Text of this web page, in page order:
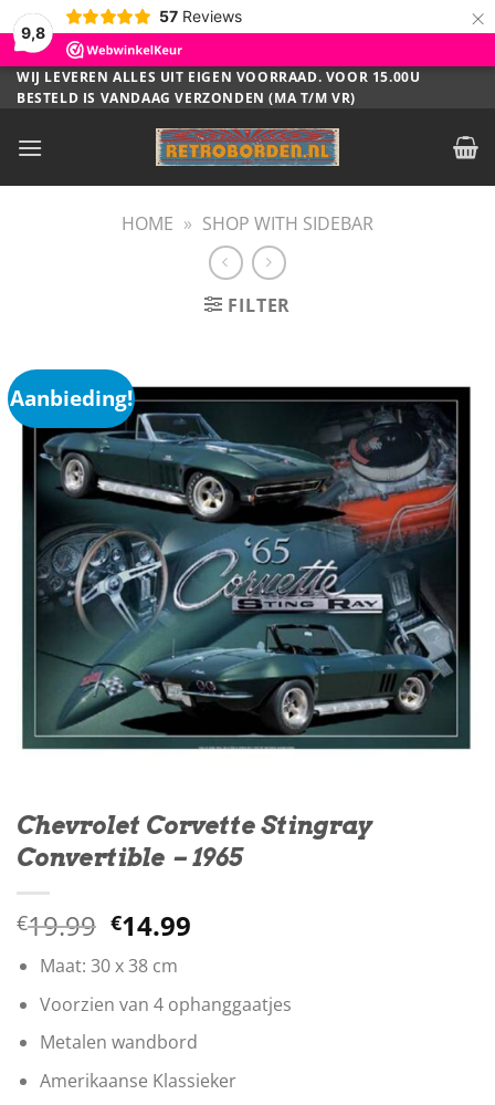
9,8
57 Reviews ×
Ga
naar
WIJ LEVEREN ALLES UIT EIGEN VOORRAAD. VOOR 15.00U
BESTELD IS VANDAAG VERZONDEN (MA T/M VR)
HOME » SHOP WITH SIDEBAR
FILTER
Aanbieding!
Chevrolet Corvette Stingray
Convertible – 1965
€19.99 Oorspronkelijke
prijs
was:
€19.99.
€14.99
€14.99.
Maat: 30 x 38 cm
Voorzien van 4 ophanggaatjes
Metalen wandbord
Amerikaanse Klassieker